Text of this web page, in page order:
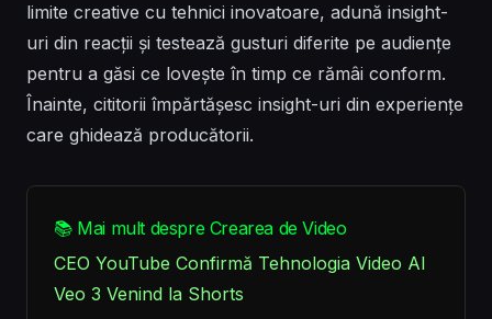
limite creative cu tehnici inovatoare, adună insight-
uri din reacții și testează gusturi diferite pe audiențe
pentru a găsi ce lovește în timp ce rămâi conform.
Înainte, cititorii împărtășesc insight-uri din experiențe
care ghidează producătorii.
📚 Mai mult despre Crearea de Video
CEO YouTube Confirmă Tehnologia Video AI
Veo 3 Venind la Shorts